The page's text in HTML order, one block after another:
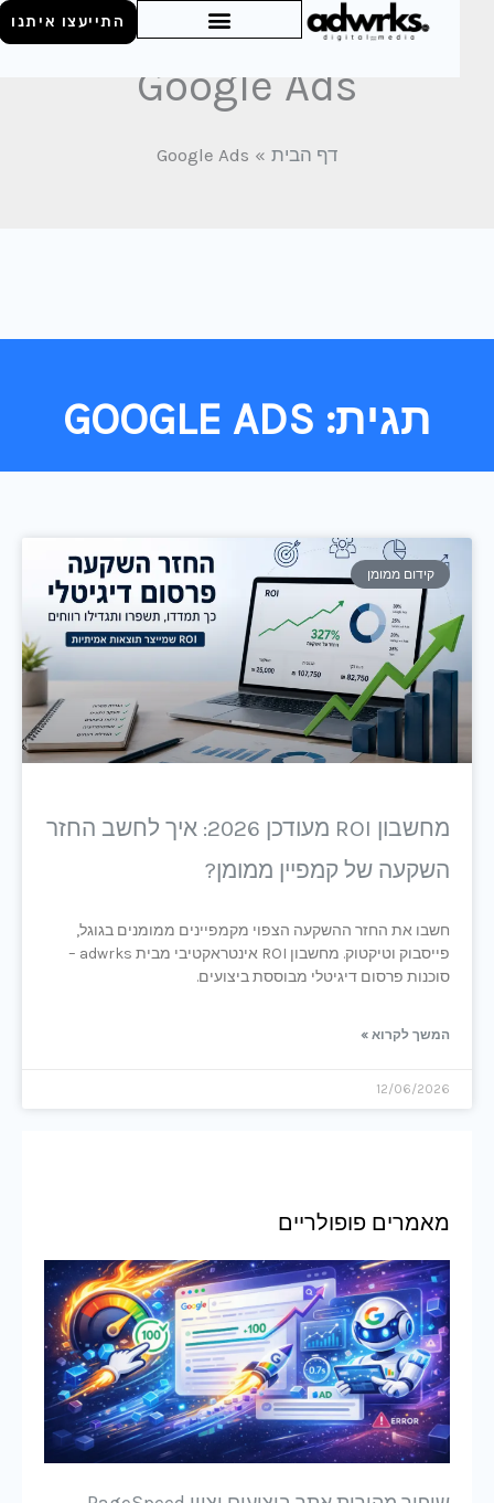
התייעצו איתנו
Google Ads
דף הבית Google Ads
תגית: GOOGLE ADS
קידום ממומן
מחשבון ROI מעודכן 2026: איך לחשב החזר
השקעה של קמפיין ממומן?
חשבו את החזר ההשקעה הצפוי מקמפיינים ממומנים בגוגל,
פייסבוק וטיקטוק. מחשבון ROI אינטראקטיבי מבית adwrks –
סוכנות פרסום דיגיטלי מבוססת ביצועים.
המשך לקרוא »
12/06/2026
מאמרים פופולריים